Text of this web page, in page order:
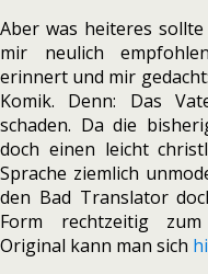
Aber was heiteres
mir neulich
erinnert und mir
Komik. Denn: Das
schaden. Da die
doch einen leicht
Sprache ziemlich
den Bad Translator
Form rechtzeitig
Original kann man sich